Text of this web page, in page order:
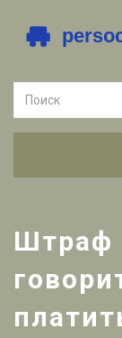
Штраф